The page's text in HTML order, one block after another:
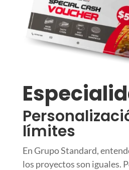
límites
En Grupo Standard,
los proyectos son iguales.